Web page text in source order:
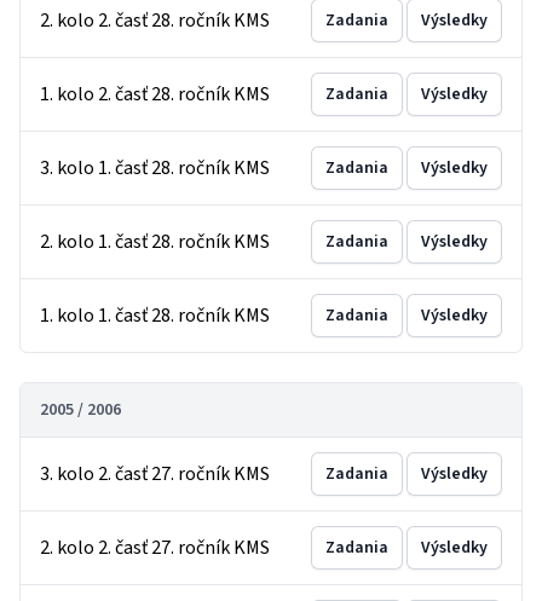
2. kolo 2. časť 28. ročník KMS Zadania Výsledky
1. kolo 2. časť 28. ročník KMS Zadania Výsledky
3. kolo 1. časť 28. ročník KMS Zadania Výsledky
2. kolo 1. časť 28. ročník KMS Zadania Výsledky
1. kolo 1. časť 28. ročník KMS Zadania Výsledky
2005 / 2006
3. kolo 2. časť 27. ročník KMS Zadania Výsledky
2. kolo 2. časť 27. ročník KMS Zadania Výsledky